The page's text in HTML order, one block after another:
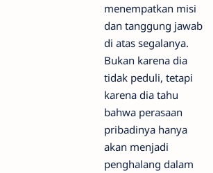
menempatkan misi
dan tanggung jawab
di atas segalanya.
Bukan karena dia
tidak peduli, tetapi
karena dia tahu
bahwa perasaan
pribadinya hanya
akan menjadi
penghalang dalam